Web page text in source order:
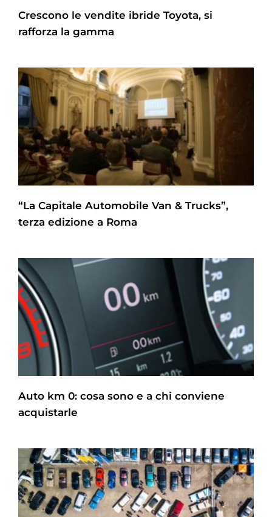
Crescono le vendite ibride Toyota, si
rafforza la gamma
“La Capitale Automobile Van & Trucks”,
terza edizione a Roma
Auto km 0: cosa sono e a chi conviene
acquistarle